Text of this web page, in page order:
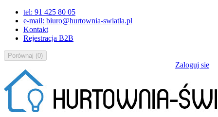
tel: 91 425 80 05
e-mail: biuro@hurtownia-swiatla.pl
Kontakt
Rejestracja B2B
Porównaj (0)
Zaloguj się